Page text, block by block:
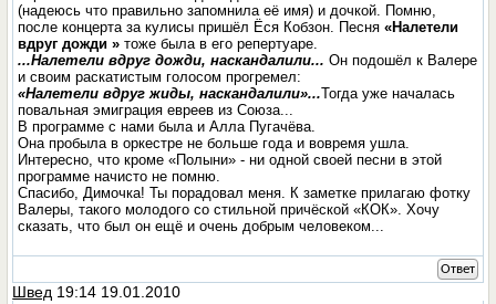
(надеюсь что правильно запомнила её имя) и дочкой. Помню,
после концерта за кулисы пришёл Ёся Кобзон. Песня«Налетели
вдруг дожди »тоже была в его репертуаре.
...Налетели вдруг дожди, наскандалили...Он подошёл к Валере
и своим раскатистым голосом прогремел:
«Налетели вдруг жиды, наскандалили»...Тогда уже началась
повальная эмиграция евреев из Союза...
В программе с нами была и Алла Пугачёва.
Она пробыла в оркестре не больше года и вовремя ушла.
Интересно, что кроме «Полыни» - ни одной своей песни в этой
программе начисто не помню.
Спасибо, Димочка! Ты порадовал меня. К заметке прилагаю фотку
Валеры, такого молодого со стильной причёской «КОК». Хочу
сказать, что был он ещё и очень добрым человеком...
Ответ
Швед 19:14 19.01.2010